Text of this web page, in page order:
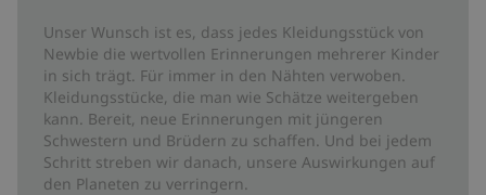
Unser Wunsch ist es, dass jedes Kleidungsstück von
Newbie die wertvollen Erinnerungen mehrerer Kinder
in sich trägt. Für immer in den Nähten verwoben.
Kleidungsstücke, die man wie Schätze weitergeben
kann. Bereit, neue Erinnerungen mit jüngeren
Schwestern und Brüdern zu schaffen. Und bei jedem
Schritt streben wir danach, unsere Auswirkungen auf
den Planeten zu verringern.